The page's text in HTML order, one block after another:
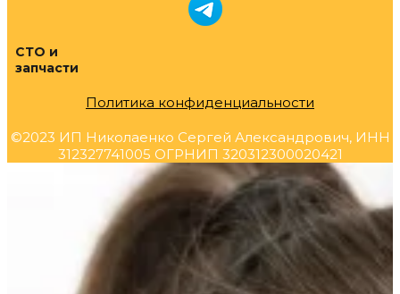
СТО и
запчасти
Политика конфиденциальности
©2023 ИП Николаенко Сергей Александрович, ИНН
312327741005 ОГРНИП 320312300020421